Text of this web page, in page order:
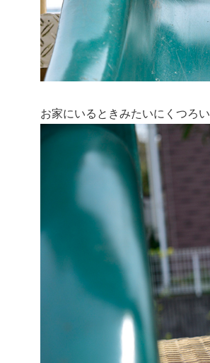
お家にいるときみたいにくつろ